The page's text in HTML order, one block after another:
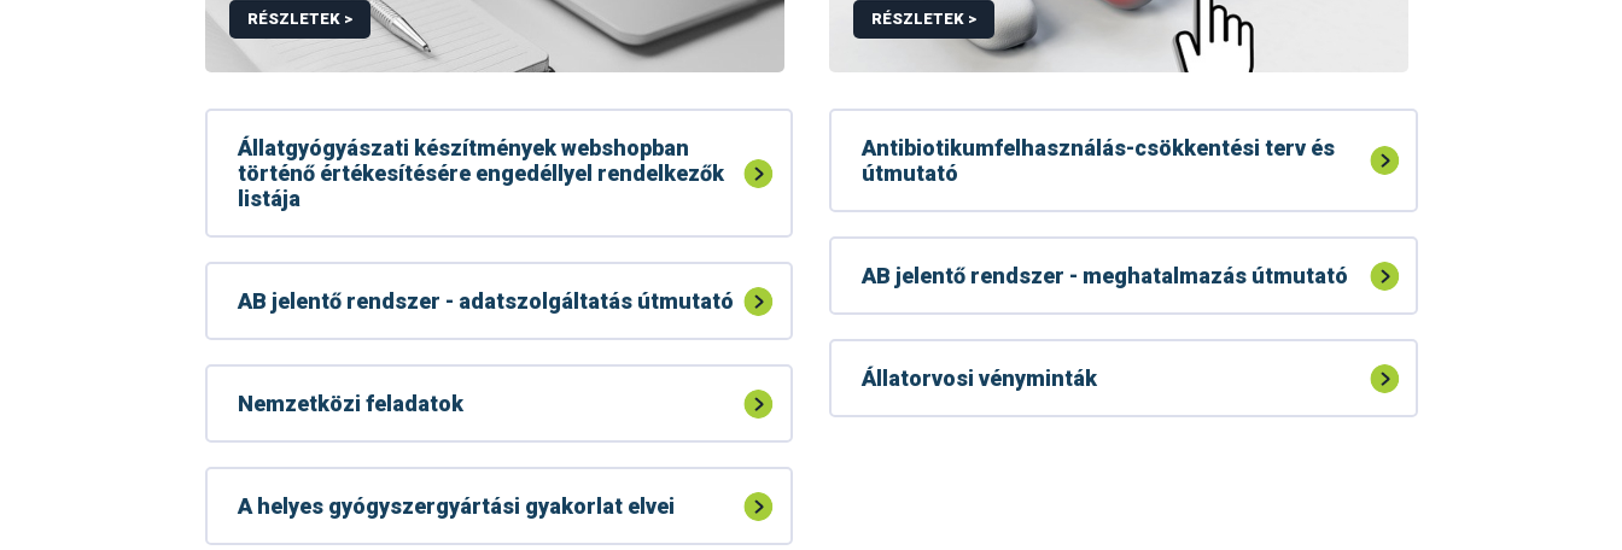
RÉSZLETEK >
Állatgyógyászati készítmények webshopban
történő értékesítésére engedéllyel rendelkezők
listája
AB jelentő rendszer - adatszolgáltatás útmutató
Nemzetközi feladatok
A helyes gyógyszergyártási gyakorlat elvei
RÉSZLETEK >
Antibiotikumfelhasználás-csökkentési terv és
útmutató
AB jelentő rendszer - meghatalmazás útmutató
Állatorvosi vényminták